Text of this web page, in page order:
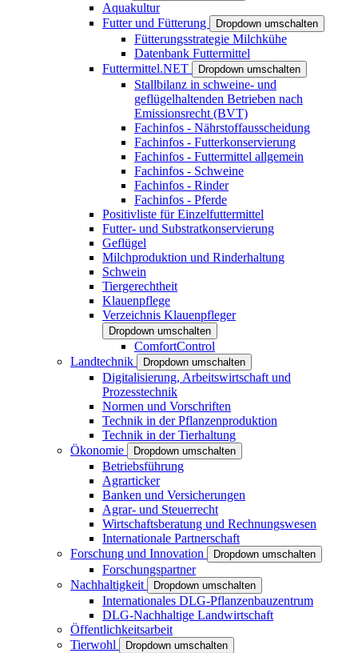
Aquakultur
Futter und Fütterung
Dropdown umschalten
Fütterungsstrategie Milchkühe
Datenbank Futtermittel
Futtermittel.NET
Dropdown umschalten
Stallbilanz in schweine- und
geflügelhaltenden Betrieben nach
Emissionsrecht (BVT)
Fachinfos - Nährstoffausscheidung
Fachinfos - Futterkonservierung
Fachinfos - Futtermittel allgemein
Fachinfos - Schweine
Fachinfos - Rinder
Fachinfos - Pferde
Positivliste für Einzelfuttermittel
Futter- und Substratkonservierung
Geflügel
Milchproduktion und Rinderhaltung
Schwein
Tiergerechtheit
Klauenpflege
Verzeichnis Klauenpfleger
Dropdown umschalten
ComfortControl
Landtechnik
Dropdown umschalten
Digitalisierung, Arbeitswirtschaft und
Prozesstechnik
Normen und Vorschriften
Technik in der Pflanzenproduktion
Technik in der Tierhaltung
Ökonomie
Dropdown umschalten
Betriebsführung
Agrarticker
Banken und Versicherungen
Agrar- und Steuerrecht
Wirtschaftsberatung und Rechnungswesen
Internationale Partnerschaft
Forschung und Innovation
Dropdown umschalten
Forschungspartner
Nachhaltigkeit
Dropdown umschalten
Internationales DLG-Pflanzenbauzentrum
DLG-Nachhaltige Landwirtschaft
Öffentlichkeitsarbeit
Tierwohl
Dropdown umschalten